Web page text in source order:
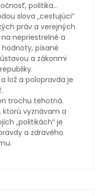
politika…
slova „cestujúci“
práv a verejných
nepriestrelné a
písané
a zákonmi
lož a polopravda je
trochu tehotná.
ktorú vyznávam a
„politikách“ je
a zdravého